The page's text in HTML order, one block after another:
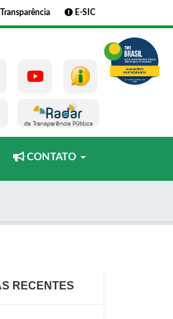
Transparência E-SIC
CONTATO
RECENTES